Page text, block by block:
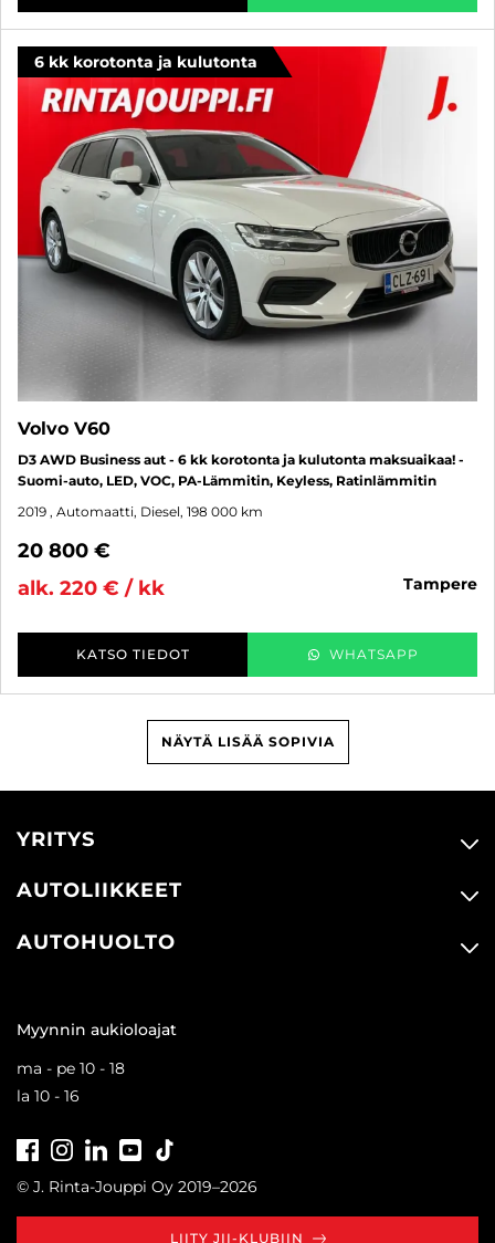
6 kk korotonta ja kulutonta
Volvo V60
D3 AWD Business aut - 6 kk korotonta ja kulutonta maksuaikaa! -
Suomi-auto, LED, VOC, PA-Lämmitin, Keyless, Ratinlämmitin
2019 , Automaatti, Diesel, 198 000 km
20 800 €
alk. 220 € / kk
tampere
KATSO TIEDOT WHATSAPP
NÄYTÄ LISÄÄ SOPIVIA
YRITYS
AUTOLIIKKEET
AUTOHUOLTO
Myynnin aukioloajat
ma - pe 10 - 18
la 10 - 16
FacebookInstagramLinkedInYoutube
© J. Rinta-Jouppi Oy 2019–2026
LIITY JII-KLUBIIN